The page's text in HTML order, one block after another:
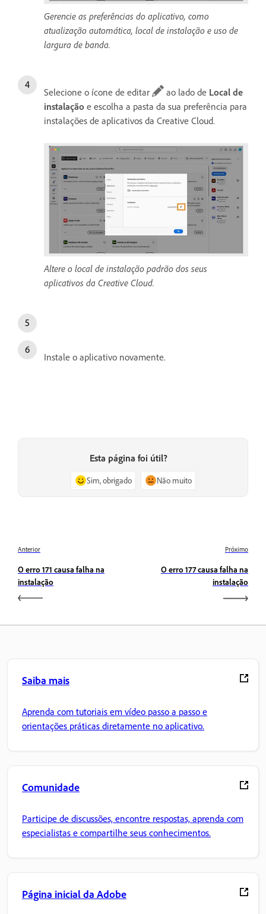
Gerencie as preferências do aplicativo, como
atualização automática, local de instalação e uso de
largura de banda.
Selecione o ícone de editar ao lado de Local de
instalação e escolha a pasta da sua preferência para
instalações de aplicativos da Creative Cloud.
Altere o local de instalação padrão dos seus
aplicativos da Creative Cloud.
Instale o aplicativo novamente.
Esta página foi útil?
Sim, obrigado Não muito
Anterior
O erro 171 causa falha na
instalação
Próximo
O erro 177 causa falha na
instalação
Saiba mais
Aprenda com tutoriais em vídeo passo a passo e
orientações práticas diretamente no aplicativo.
Comunidade
Participe de discussões, encontre respostas, aprenda com
especialistas e compartilhe seus conhecimentos.
Página inicial da Adobe